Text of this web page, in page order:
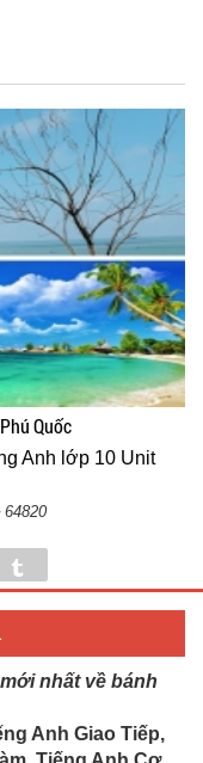
Quốc
Anh lớp 10 Unit
64820
nhất về bánh
Anh Giao Tiếp,